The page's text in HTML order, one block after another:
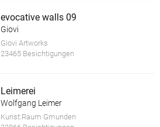
evocative walls 09
Giovi
Giovi Artworks
23465 Besichtigungen
Leimerei
Wolfgang Leimer
Kunst:Raum Gmunden